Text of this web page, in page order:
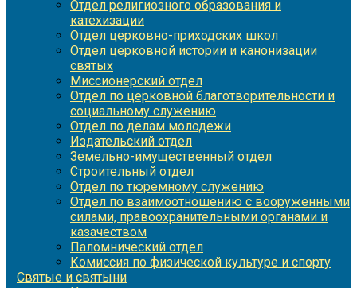
Отдел религиозного образования и
катехизации
Отдел церковно-приходских школ
Отдел церковной истории и канонизации
святых
Миссионерский отдел
Отдел по церковной благотворительности и
социальному служению
Отдел по делам молодежи
Издательский отдел
Земельно-имущественный отдел
Строительный отдел
Отдел по тюремному служению
Отдел по взаимоотношению с вооруженными
силами, правоохранительными органами и
казачеством
Паломнический отдел
Комиссия по физической культуре и спорту
Святые и святыни